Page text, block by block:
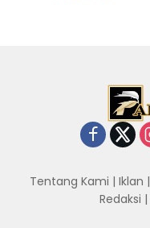
Tentang Kami | Iklan |
Redaksi |